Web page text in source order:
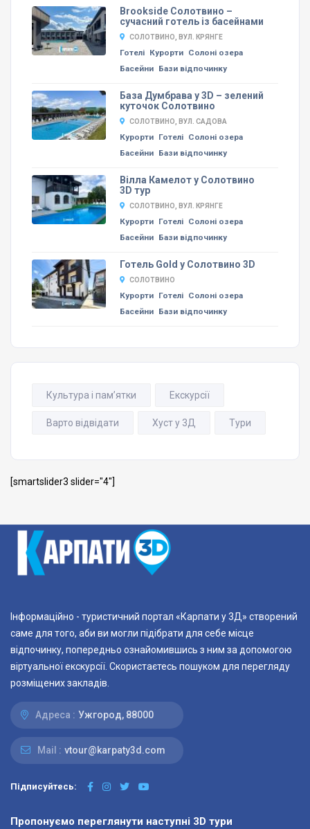
Brookside Солотвино –
сучасний готель із басейнами
СОЛОТВИНО, ВУЛ. КРЯНГЕ
Готелі Курорти Солоні озера
Басейни Бази відпочинку
База Думбрава у 3D – зелений
куточок Солотвино
СОЛОТВИНО, ВУЛ. САДОВА
Курорти Готелі Солоні озера
Басейни Бази відпочинку
Вілла Камелот у Солотвино
3D тур
СОЛОТВИНО, ВУЛ. КРЯНГЕ
Курорти Готелі Солоні озера
Басейни Бази відпочинку
Готель Gold у Солотвино 3D
СОЛОТВИНО
Курорти Готелі Солоні озера
Басейни Бази відпочинку
Культура і пам’ятки Екскурсії
Варто відвідати Хуст у 3Д Тури
[smartslider3 slider="4"]
Інформаційно - туристичний портал «Карпати у 3Д» створений
саме для того, аби ви могли підібрати для себе місце
відпочинку, попередньо ознайомившись з ним за допомогою
віртуальної екскурсії. Скористаєтесь пошуком для перегляду
розміщених закладів.
Адреса : Ужгород, 88000
Mail : vtour@karpaty3d.com
Підписуйтесь:
Пропонуємо переглянути наступні 3D тури